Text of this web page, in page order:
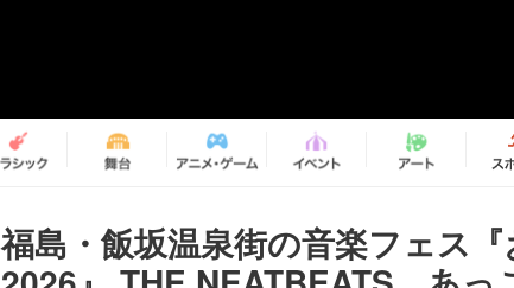
福島・飯坂温泉街の音楽フェス